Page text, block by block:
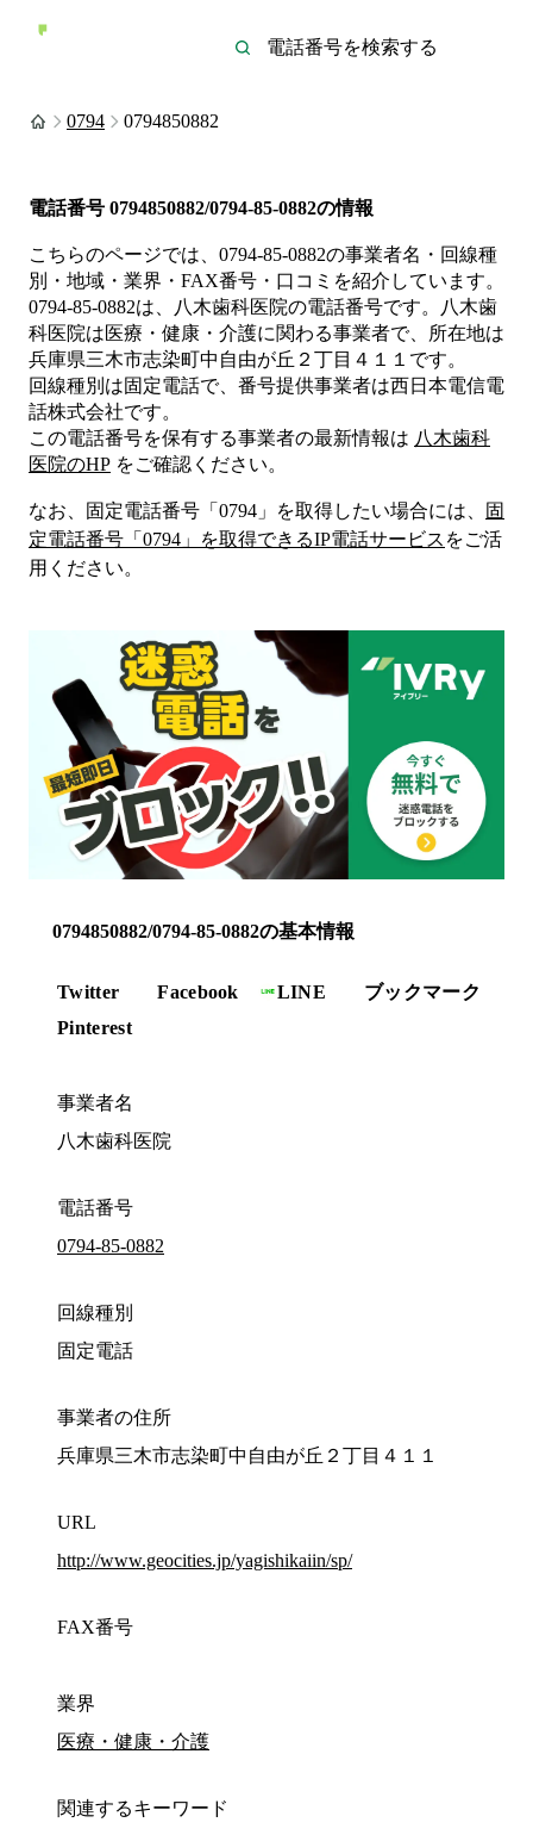
0794 0794850882
電話番号 0794850882/0794-85-0882の情報
こちらのページでは、 0794-85-0882の事業者名・回線種
別・地域・業界・FAX番号・口コミを紹介しています。
0794-85-0882は、 八木歯科医院の電話番号です。
八木歯
科医院は医療・健康・介護に関わる事業者で、所在地は
兵庫県三木市志染町中自由が丘２丁目４１１ です。
回線種別は固定電話で、番号提供事業者は西日本電信電
話株式会社です。
この電話番号を保有する事業者の最新情報は 八木歯科
医院のHP をご確認ください。
なお、固定電話番号「 0794 」を取得したい場合には、
固
定電話番号「 0794 」を取得できるIP電話サービス をご活
用ください。
0794850882/0794-85-0882の基本情報
Twitter Facebook LINE
ブックマーク
Pinterest
事業者名
八木歯科医院
電話番号
0794-85-0882
回線種別
固定電話
事業者の住所
兵庫県三木市志染町中自由が丘２丁目４１１
URL
http://www.geocities.jp/yagishikaiin/sp/
FAX番号
業界
医療・健康・介護
関連するキーワード